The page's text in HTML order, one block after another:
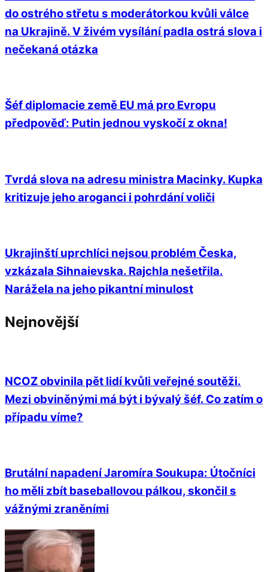
do ostrého střetu s moderátorkou kvůli válce
na Ukrajině. V živém vysílání padla ostrá slova i
nečekaná otázka
Šéf diplomacie země EU má pro Evropu
předpověď: Putin jednou vyskočí z okna!
Tvrdá slova na adresu ministra Macinky. Kupka
kritizuje jeho aroganci i pohrdání voliči
Ukrajinští uprchlíci nejsou problém Česka,
vzkázala Sihnaievska. Rajchla nešetřila.
Narážela na jeho pikantní minulost
Nejnovější
NCOZ obvinila pět lidí kvůli veřejné soutěži.
Mezi obviněnými má být i bývalý šéf. Co zatím o
případu víme?
Brutální napadení Jaromíra Soukupa: Útočníci
ho měli zbít baseballovou pálkou, skončil s
vážnými zraněními